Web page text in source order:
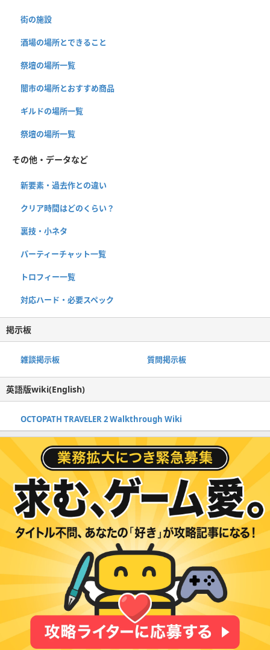
街の施設
酒場の場所とできること
祭壇の場所一覧
闇市の場所とおすすめ商品
ギルドの場所一覧
祭壇の場所一覧
その他・データなど
新要素・過去作との違い
クリア時間はどのくらい？
裏技・小ネタ
パーティーチャット一覧
トロフィー一覧
対応ハード・必要スペック
掲示板
雑談掲示板 質問掲示板
英語版wiki(English)
OCTOPATH TRAVELER 2 Walkthrough Wiki